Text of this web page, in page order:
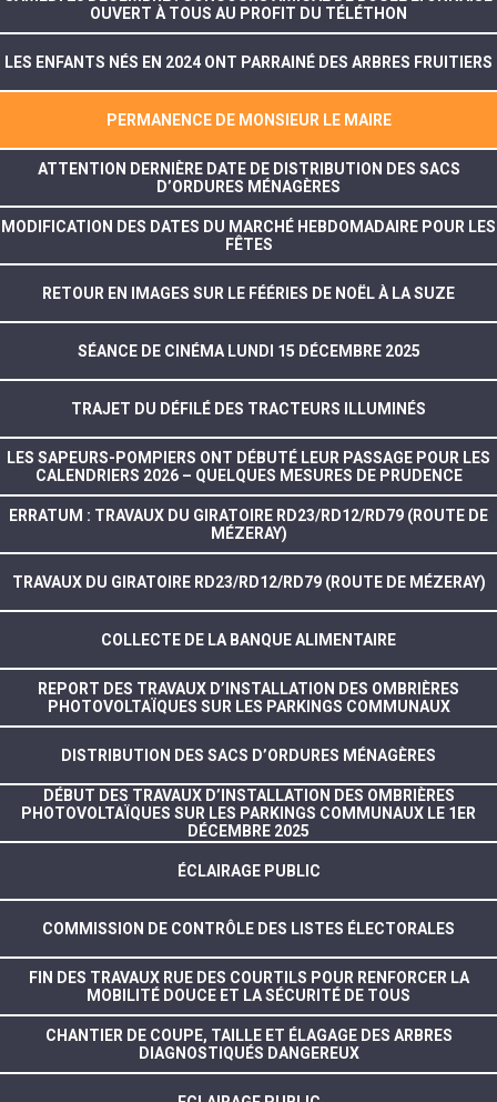
OUVERT À TOUS AU PROFIT DU TÉLÉTHON
LES ENFANTS NÉS EN 2024 ONT PARRAINÉ DES ARBRES FRUITIERS
PERMANENCE DE MONSIEUR LE MAIRE
ATTENTION DERNIÈRE DATE DE DISTRIBUTION DES SACS
D’ORDURES MÉNAGÈRES
MODIFICATION DES DATES DU MARCHÉ HEBDOMADAIRE POUR LES
FÊTES
RETOUR EN IMAGES SUR LE FÉÉRIES DE NOËL À LA SUZE
SÉANCE DE CINÉMA LUNDI 15 DÉCEMBRE 2025
TRAJET DU DÉFILÉ DES TRACTEURS ILLUMINÉS
LES SAPEURS-POMPIERS ONT DÉBUTÉ LEUR PASSAGE POUR LES
CALENDRIERS 2026 – QUELQUES MESURES DE PRUDENCE
ERRATUM : TRAVAUX DU GIRATOIRE RD23/RD12/RD79 (ROUTE DE
MÉZERAY)
TRAVAUX DU GIRATOIRE RD23/RD12/RD79 (ROUTE DE MÉZERAY)
COLLECTE DE LA BANQUE ALIMENTAIRE
REPORT DES TRAVAUX D’INSTALLATION DES OMBRIÈRES
PHOTOVOLTAÏQUES SUR LES PARKINGS COMMUNAUX
DISTRIBUTION DES SACS D’ORDURES MÉNAGÈRES
DÉBUT DES TRAVAUX D’INSTALLATION DES OMBRIÈRES
PHOTOVOLTAÏQUES SUR LES PARKINGS COMMUNAUX LE 1ER
DÉCEMBRE 2025
ÉCLAIRAGE PUBLIC
COMMISSION DE CONTRÔLE DES LISTES ÉLECTORALES
FIN DES TRAVAUX RUE DES COURTILS POUR RENFORCER LA
MOBILITÉ DOUCE ET LA SÉCURITÉ DE TOUS
CHANTIER DE COUPE, TAILLE ET ÉLAGAGE DES ARBRES
DIAGNOSTIQUÉS DANGEREUX